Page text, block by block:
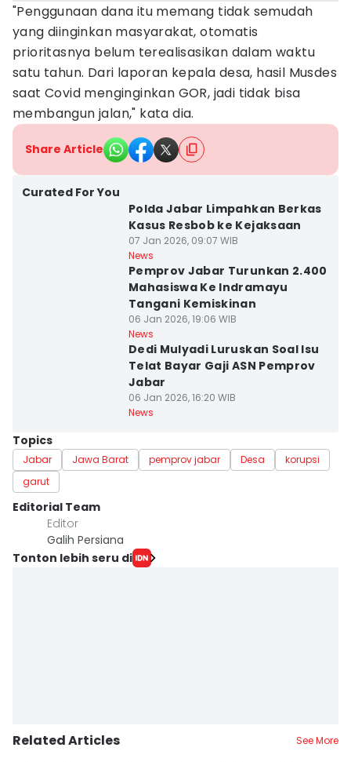
"Penggunaan dana itu memang tidak semudah
yang diinginkan masyarakat, otomatis
prioritasnya belum terealisasikan dalam waktu
satu tahun. Dari laporan kepala desa, hasil Musdes
saat Covid menginginkan GOR, jadi tidak bisa
membangun jalan," kata dia.
Share Article
Curated For You
Polda Jabar Limpahkan Berkas
Kasus Resbob ke Kejaksaan
07 Jan 2026, 09:07 WIB
News
Pemprov Jabar Turunkan 2.400
Mahasiswa Ke Indramayu
Tangani Kemiskinan
06 Jan 2026, 19:06 WIB
News
Dedi Mulyadi Luruskan Soal Isu
Telat Bayar Gaji ASN Pemprov
Jabar
06 Jan 2026, 16:20 WIB
News
Topics
Jabar Jawa Barat pemprov jabar Desa
korupsi
garut
Editorial Team
Editor
Galih Persiana
Tonton lebih seru di
Related Articles See More